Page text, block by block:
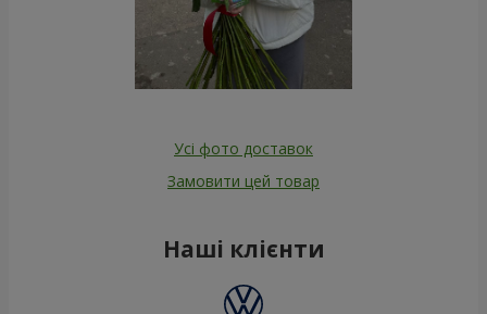
Усі фото доставок
Замовити цей товар
Наші клієнти